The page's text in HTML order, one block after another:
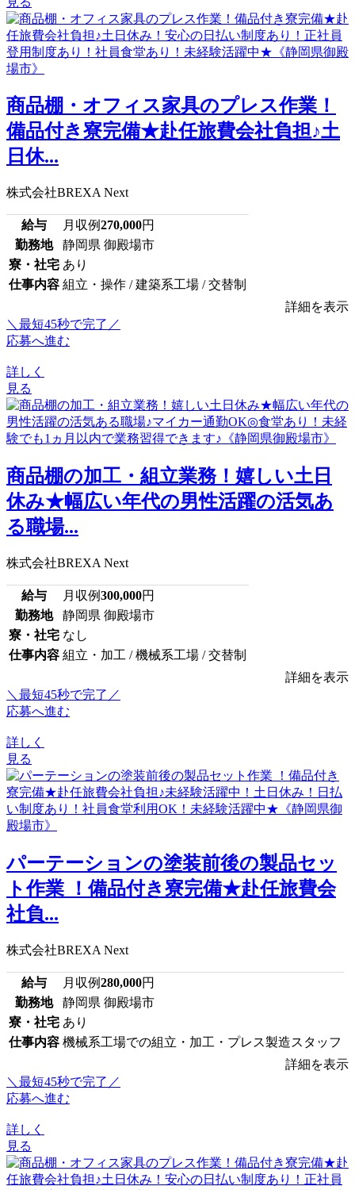
商品棚・オフィス家具のプレス作業！
備品付き寮完備★赴任旅費会社負担♪土
日休...
株式会社BREXA Next
給与 月収例270,000円
勤務地
静岡県 御殿場市
寮・社宅 あり
仕事内容 組立・操作 / 建築系工場 / 交替制
詳細を表示
＼最短45秒で完了／
応募へ進む
詳しく
見る
商品棚の加工・組立業務！嬉しい土日
休み★幅広い年代の男性活躍の活気あ
る職場...
株式会社BREXA Next
給与 月収例300,000円
勤務地
静岡県 御殿場市
寮・社宅 なし
仕事内容 組立・加工 / 機械系工場 / 交替制
詳細を表示
＼最短45秒で完了／
応募へ進む
詳しく
見る
パーテーションの塗装前後の製品セッ
ト作業 ！備品付き寮完備★赴任旅費会
社負...
株式会社BREXA Next
給与 月収例280,000円
勤務地
静岡県 御殿場市
寮・社宅 あり
仕事内容 機械系工場での組立・加工・プレス製造スタッフ
詳細を表示
＼最短45秒で完了／
応募へ進む
詳しく
見る